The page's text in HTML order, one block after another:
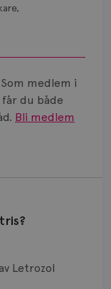
medlem i
du både
Bli medlem
Letrozol